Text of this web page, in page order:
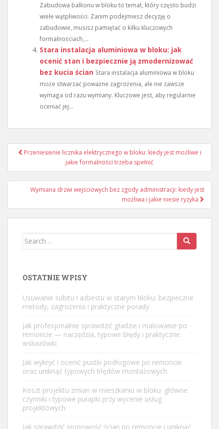
Zabudowa balkonu w bloku to temat, który często budzi
wiele wątpliwości. Zanim podejmiesz decyzję o
zabudowie, musisz pamiętać o kilku kluczowych
formalnościach,...
Stara instalacja aluminiowa w bloku: jak
ocenić stan i bezpiecznie ją zmodernizować
bez kucia ścian Stara instalacja aluminiowa w bloku
może stwarzać poważne zagrożenia, ale nie zawsze
wymaga od razu wymiany. Kluczowe jest, aby regularnie
oceniać jej...
Nawigacja
Przeniesienie licznika elektrycznego w bloku: kiedy jest możliwe i
jakie formalności trzeba spełnić
Wymiana drzwi wejściowych bez zgody administracji: kiedy jest
możliwa i jakie niesie ryzyka
Search
OSTATNIE WPISY
Usuwanie subitu i azbestu w starym bloku: bezpieczne
metody, zagrożenia i praktyczne porady
Jak profesjonalnie sprawdzić gładzie i malowanie po
remoncie — narzędzia, typowe błędy i praktyczne
wskazówki
Jak wykryć i ocenić pustki podłogowe po remoncie
oraz uniknąć typowych błędów montażowych
Koszt projektu zmian w mieszkaniu w bloku: główne
czynniki i typowe pułapki przy wycenie usług
projektowych
Jak sprawdzić pionowość ścian po remoncie i uniknąć